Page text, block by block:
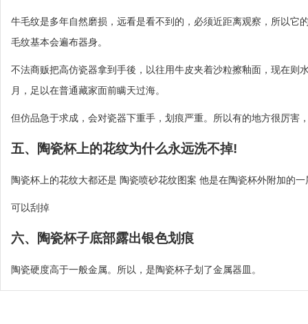
牛毛纹是多年自然磨损，远看是看不到的，必须近距离观察，所以
毛纹基本会遍布器身。
不法商贩把高仿瓷器拿到手後，以往用牛皮夹着沙粒擦釉面，现在
月，足以在普通藏家面前瞒天过海。
但仿品急于求成，会对瓷器下重手，划痕严重。所以有的地方很厉害
五、陶瓷杯上的花纹为什么永远洗不掉!
陶瓷杯上的花纹大都还是 陶瓷喷砂花纹图案 他是在陶瓷杯外附加的一
可以刮掉
六、陶瓷杯子底部露出银色划痕
陶瓷硬度高于一般金属。所以，是陶瓷杯子划了金属器皿。